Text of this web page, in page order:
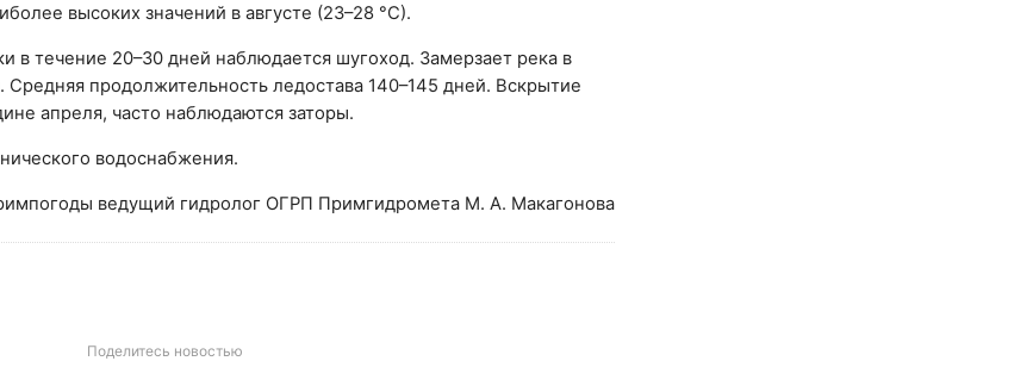
высоких значений в августе (23–28 °С).
в течение 20–30 дней наблюдается шугоход. Замерзает река в
продолжительность ледостава 140–145 дней. Вскрытие
апреля, часто наблюдаются заторы.
водоснабжения.
ведущий гидролог ОГРП Примгидромета М. А. Макагонова
Поделитесь новостью